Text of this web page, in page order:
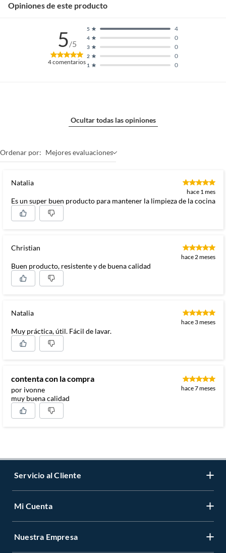
Opiniones de este producto
5/5
4comentarios 1 0
2 0
3 0
4 0
5 4
Ocultar todas las opiniones
Ordenar por: Mejores evaluaciones
Natalia
hace 1 mes
Es un super buen producto para mantener la limpieza de la cocina
Christian
hace 2 meses
Buen producto, resistente y de buena calidad
Natalia
hace 3 meses
Muy práctica, útil. Fácil de lavar.
contenta con la compra
por ivonne hace 7 meses
muy buena calidad
Servicio al Cliente
Contáctanos
Mi Cuenta
Registrate
Nuestra Empresa